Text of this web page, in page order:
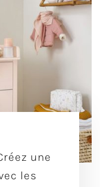
une
les